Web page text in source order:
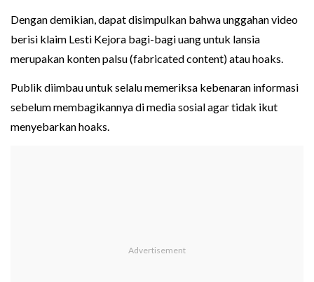
Dengan demikian, dapat disimpulkan bahwa unggahan video
berisi klaim Lesti Kejora bagi-bagi uang untuk lansia
merupakan konten palsu (fabricated content) atau hoaks.
Publik diimbau untuk selalu memeriksa kebenaran informasi
sebelum membagikannya di media sosial agar tidak ikut
menyebarkan hoaks.